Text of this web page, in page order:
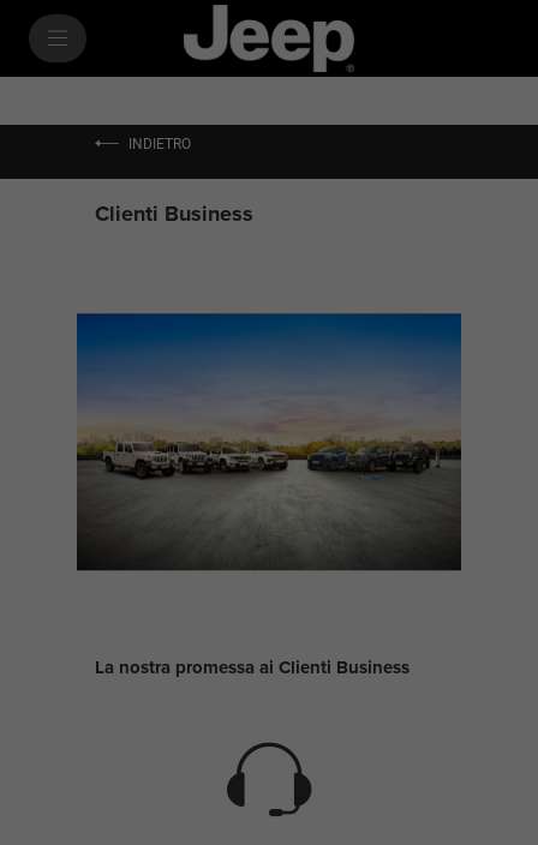
INDIETRO
Clienti Business
La nostra promessa ai Clienti Business